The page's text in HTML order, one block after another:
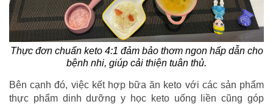
Thực đơn chuẩn keto 4:1 đảm bảo thơm ngon hấp dẫn cho
bệnh nhi, giúp cải thiện tuân thủ.
Bên cạnh đó, việc kết hợp bữa ăn keto với các sản phẩm
thực phẩm dinh dưỡng y học keto uống liền cũng góp